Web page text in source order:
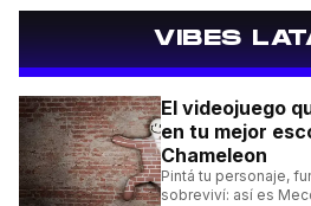
VIBES
El videojuego
en tu mejor
Chameleon
Pintá tu personaje,
sobreviví: así es